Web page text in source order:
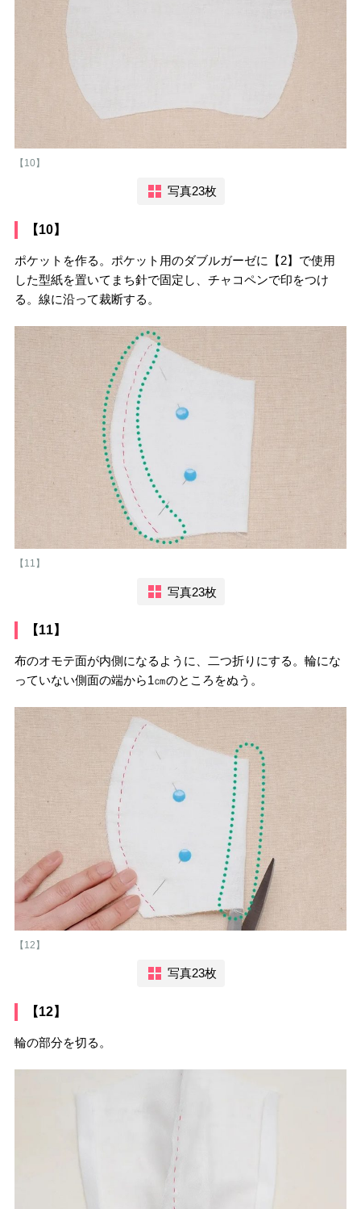
【10】
写真23枚
【10】
ポケットを作る。ポケット用のダブルガーゼに【2】で使用
した型紙を置いてまち針で固定し、チャコペンで印をつけ
る。線に沿って裁断する。
【11】
写真23枚
【11】
布のオモテ面が内側になるように、二つ折りにする。輪にな
っていない側面の端から1㎝のところをぬう。
【12】
写真23枚
【12】
輪の部分を切る。